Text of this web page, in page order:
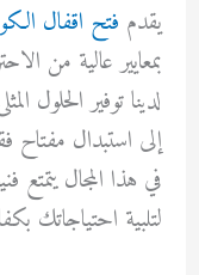
يقدم فتح اقفال
بمعايير عالية من
لدينا توفير الحلول
إلى استبدال مفتاح
في هذا المجال يتمتع
لتلبية احتياجاتك